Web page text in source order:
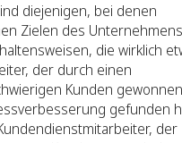
diejenigen, bei denen
Zielen des Unternehmens
die wirklich
der durch einen
Kunden
gefunden
der